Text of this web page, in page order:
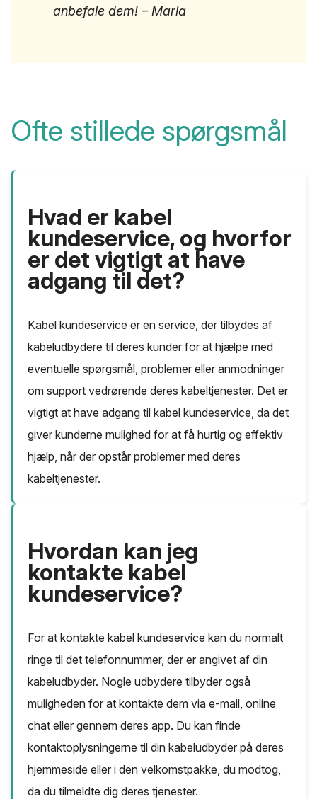
anbefale dem! – Maria
Ofte stillede spørgsmål
Hvad er kabel
kundeservice, og hvorfor
er det vigtigt at have
adgang til det?
Kabel kundeservice er en service, der tilbydes af
kabeludbydere til deres kunder for at hjælpe med
eventuelle spørgsmål, problemer eller anmodninger
om support vedrørende deres kabeltjenester. Det er
vigtigt at have adgang til kabel kundeservice, da det
giver kunderne mulighed for at få hurtig og effektiv
hjælp, når der opstår problemer med deres
kabeltjenester.
Hvordan kan jeg
kontakte kabel
kundeservice?
For at kontakte kabel kundeservice kan du normalt
ringe til det telefonnummer, der er angivet af din
kabeludbyder. Nogle udbydere tilbyder også
muligheden for at kontakte dem via e-mail, online
chat eller gennem deres app. Du kan finde
kontaktoplysningerne til din kabeludbyder på deres
hjemmeside eller i den velkomstpakke, du modtog,
da du tilmeldte dig deres tjenester.